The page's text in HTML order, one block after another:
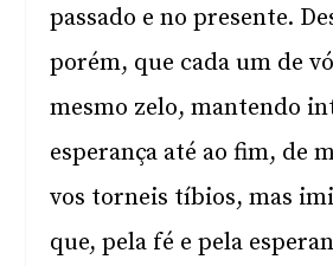
passado e no presente.
porém, que cada um de
mesmo zelo, mantendo
esperança até ao fim, de
vos torneis tíbios, mas
que, pela fé e pela